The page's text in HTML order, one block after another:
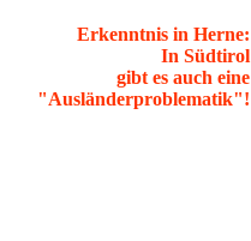
Erkenntnis in Herne:
In Südtirol
gibt es auch eine
"Ausländerproblematik"!